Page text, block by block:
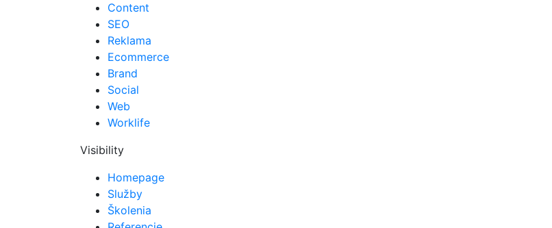
Content
SEO
Reklama
Ecommerce
Brand
Social
Web
Worklife
Visibility
Homepage
Služby
Školenia